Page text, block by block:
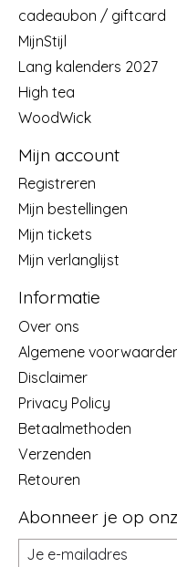
cadeaubon / giftcard
MijnStijl
Lang kalenders 2027
High tea
WoodWick
Mijn account
Registreren
Mijn bestellingen
Mijn tickets
Mijn verlanglijst
Informatie
Over ons
Algemene
Disclaimer
Privacy Policy
Betaalmethoden
Verzenden
Retouren
Abonneer je op